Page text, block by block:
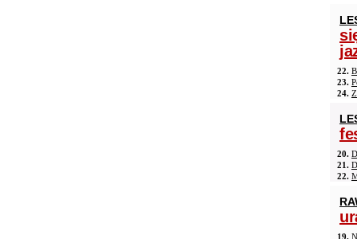
22.
23.
24.
20.
21.
22.
19.